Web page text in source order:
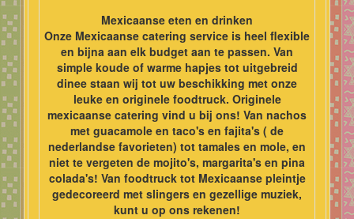
Mexicaanse eten en drinken
Onze Mexicaanse catering service is heel flexible
en bijna aan elk budget aan te passen. Van
simple koude of warme hapjes tot uitgebreid
dinee staan wij tot uw beschikking met onze
leuke en originele foodtruck. Originele
mexicaanse catering vind u bij ons! Van nachos
met guacamole en taco's en fajita's ( de
nederlandse favorieten) tot tamales en mole, en
niet te vergeten de mojito's, margarita's en pina
colada's! Van foodtruck tot Mexicaanse pleintje
gedecoreerd met slingers en gezellige muziek,
kunt u op ons rekenen!